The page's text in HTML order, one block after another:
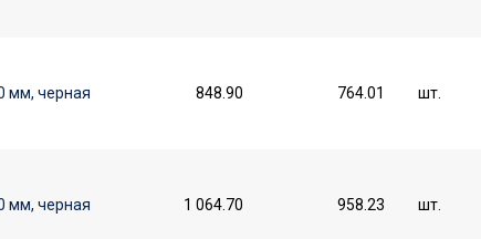
мм, черная 848.90 764.01 шт.
мм, черная 1 064.70 958.23 шт.